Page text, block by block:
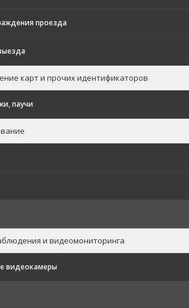
проезда
карт и прочих идентификаторов
паучи
и видеомониторинга
видеокамеры